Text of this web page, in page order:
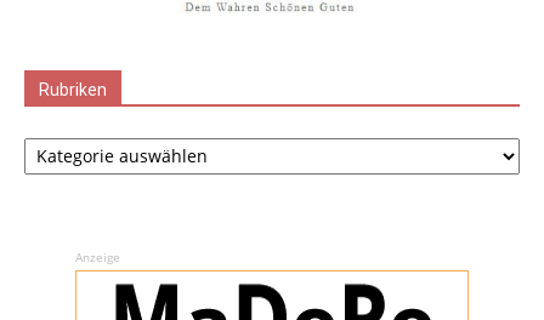
Rubriken
Rubriken
Anzeige